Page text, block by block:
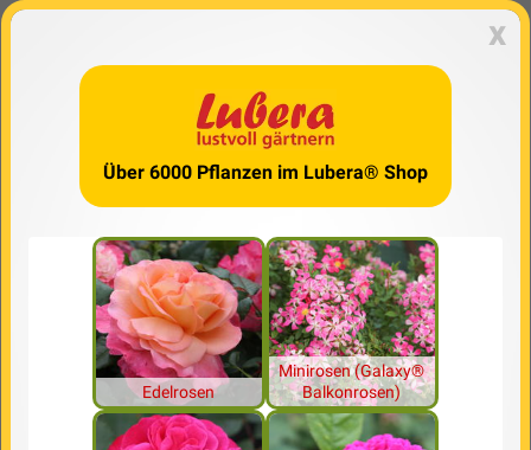
x
Über 6000 Pflanzen im Lubera® Shop
Edelrosen
Minirosen (Galaxy®
Balkonrosen)